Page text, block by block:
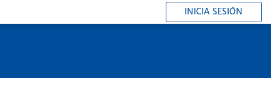
INICIA SESIÓN